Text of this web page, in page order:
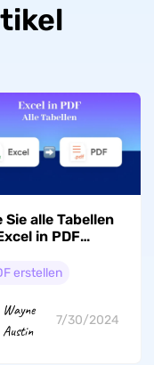
Sie alle Tabellen
in PDF
erstellen
Wayne
Austin
7/30/2024